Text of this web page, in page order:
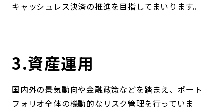
キャッシュレス決済の推進を目指してまいります。
3.資産運用
国内外の景気動向や金融政策などを踏まえ、ポート
フォリオ全体の機動的なリスク管理を行っていま